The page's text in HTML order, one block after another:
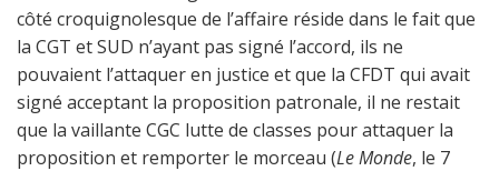
côté croquignolesque de l’affaire réside dans le fait que
la CGT et SUD n’ayant pas signé l’accord, ils ne
pouvaient l’attaquer en justice et que la CFDT qui avait
signé acceptant la proposition patronale, il ne restait
que la vaillante CGC lutte de classes pour attaquer la
proposition et remporter le morceau (Le Monde, le 7